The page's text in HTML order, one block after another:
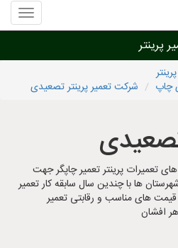
منوی
سایت
پرینتر
پرینتر
نوع پرینتر
براساس برند
در شهرها
چاپ
شرکت تعمیر پرینتر تصعیدی
تعمیرات پرینتر تعمیر چاپگر جهت
ها با چندین سال سابقه کار تعمیر
های مناسب و رقابتی تعمیر
افشان